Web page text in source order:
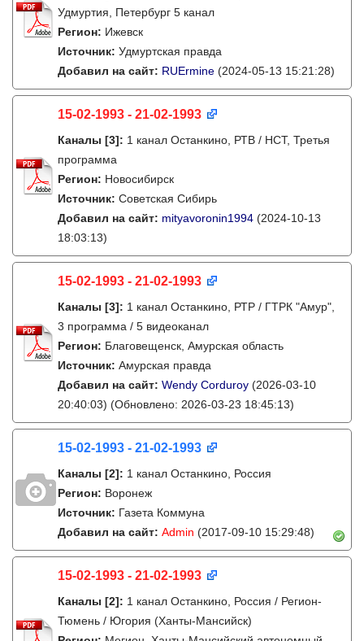
Удмуртия, Петербург 5 канал
Регион: Ижевск
Источник: Удмуртская правда
Добавил на сайт: RUErmine (2024-05-13 15:21:28)
15-02-1993 - 21-02-1993
Каналы [3]: 1 канал Останкино, РТВ / НСТ, Третья
программа
Регион: Новосибирск
Источник: Советская Сибирь
Добавил на сайт: mityavoronin1994 (2024-10-13
18:03:13)
15-02-1993 - 21-02-1993
Каналы [3]: 1 канал Останкино, РТР / ГТРК "Амур",
3 программа / 5 видеоканал
Регион: Благовещенск, Амурская область
Источник: Амурская правда
Добавил на сайт: Wendy Corduroy (2026-03-10
20:40:03) (Обновлено: 2026-03-23 18:45:13)
15-02-1993 - 21-02-1993
Каналы [2]: 1 канал Останкино, Россия
Регион: Воронеж
Источник: Газета Коммуна
Добавил на сайт: Admin (2017-09-10 15:29:48)
15-02-1993 - 21-02-1993
Каналы [2]: 1 канал Останкино, Россия / Регион-
Тюмень / Югория (Ханты-Мансийск)